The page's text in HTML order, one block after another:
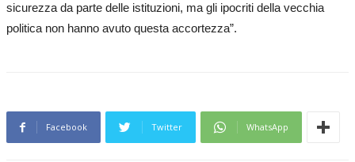
sicurezza da parte delle istituzioni, ma gli ipocriti della vecchia
politica non hanno avuto questa accortezza”.
Facebook Twitter WhatsApp